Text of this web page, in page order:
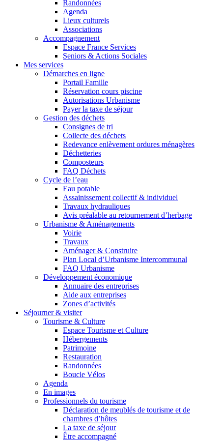
Randonnées
Agenda
Lieux culturels
Associations
Accompagnement
Espace France Services
Seniors & Actions Sociales
Mes services
Démarches en ligne
Portail Famille
Réservation cours piscine
Autorisations Urbanisme
Payer la taxe de séjour
Gestion des déchets
Consignes de tri
Collecte des déchets
Redevance enlèvement ordures ménagères
Déchetteries
Composteurs
FAQ Déchets
Cycle de l’eau
Eau potable
Assainissement collectif & individuel
Travaux hydrauliques
Avis préalable au retournement d’herbage
Urbanisme & Aménagements
Voirie
Travaux
Aménager & Construire
Plan Local d’Urbanisme Intercommunal
FAQ Urbanisme
Développement économique
Annuaire des entreprises
Aide aux entreprises
Zones d’activités
Séjourner & visiter
Tourisme & Culture
Espace Tourisme et Culture
Hébergements
Patrimoine
Restauration
Randonnées
Boucle Vélos
Agenda
En images
Professionnels du tourisme
Déclaration de meublés de tourisme et de
chambres d’hôtes
La taxe de séjour
Être accompagné